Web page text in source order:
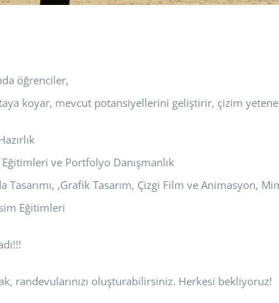
öğrenciler,
koyar, mevcut potansiyellerini geliştirir, çizim
ve Portfolyo Danışmanlık
,Grafik Tasarım, Çizgi Film ve Animasyon,
Eğitimleri
randevularınızı oluşturabilirsiniz. Herkesi bekliyoruz!